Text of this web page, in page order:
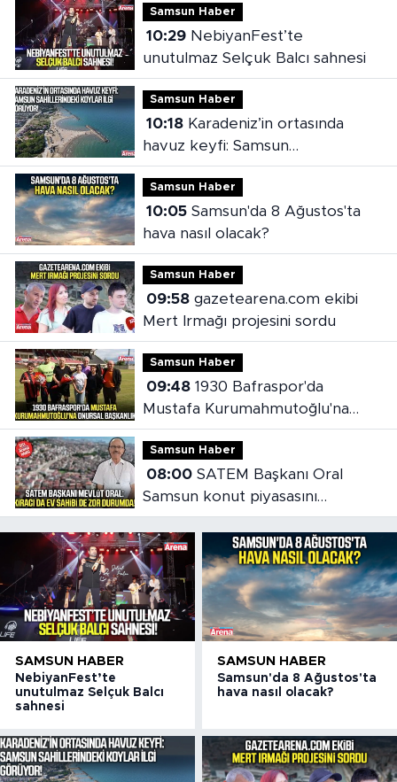
Samsun Haber
10:29NebiyanFest’te
unutulmaz Selçuk Balcı sahnesi
Samsun Haber
10:18Karadeniz’in ortasında
havuz keyfi: Samsun
sahillerindeki koylar ilgi görüyor
Samsun Haber
10:05Samsun'da 8 Ağustos'ta
hava nasıl olacak?
Samsun Haber
09:58gazetearena.com ekibi
Mert Irmağı projesini sordu
Samsun Haber
09:481930 Bafraspor'da
Mustafa Kurumahmutoğlu'na
onursal başkanlık
Samsun Haber
08:00SATEM Başkanı Oral
Samsun konut piyasasını
değerlendirdi
SAMSUN HABER
NebiyanFest’te
unutulmaz Selçuk Balcı
sahnesi
SAMSUN HABER
Samsun'da 8 Ağustos'ta
hava nasıl olacak?